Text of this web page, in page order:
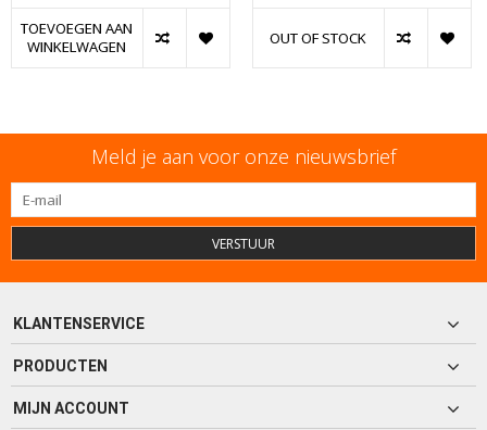
TOEVOEGEN AAN
WINKELWAGEN
OUT OF STOCK
Meld je aan voor onze nieuwsbrief
VERSTUUR
KLANTENSERVICE
PRODUCTEN
MIJN ACCOUNT